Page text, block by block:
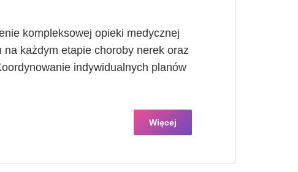
kompleksowej opieki medycznej
każdym etapie choroby nerek oraz
indywidualnych planów
Więcej